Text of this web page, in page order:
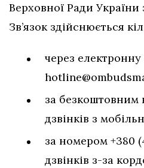
Верховної Ради
Зв’язок здійснюється
через
за безкоштовним
дзвінків з
за номером +380
дзвінків з-за